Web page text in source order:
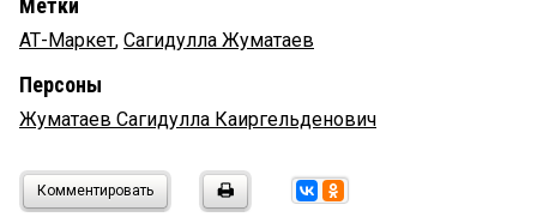
Метки
АТ-Маркет, Сагидулла Жуматаев
Персоны
Жуматаев Сагидулла Каиргельденович
Комментировать